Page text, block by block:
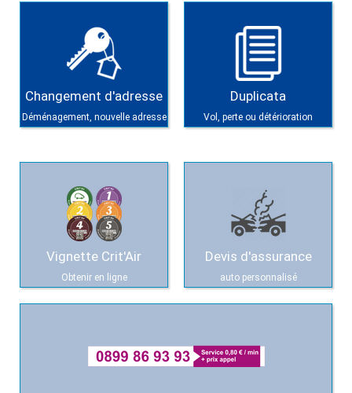
Changement d'adresse
Déménagement, nouvelle adresse
Duplicata
Vol, perte ou détérioration
Vignette Crit'Air
Obtenir en ligne
Devis d'assurance
auto personnalisé